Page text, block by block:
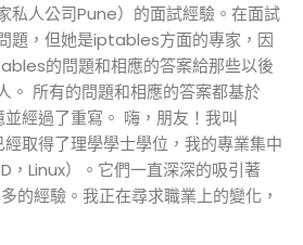
私人公司Pune）的面試經驗。在面試
題，但她是iptables方面的專家，因
的問題和相應的答案給那些以後
。 所有的問題和相應的答案都基於
經過了重寫。 嗨，朋友！我叫
取得了理學學士學位，我的專業集中
，Linux）。它們一直深深的吸引著
的經驗。我正在尋求職業上的變化，